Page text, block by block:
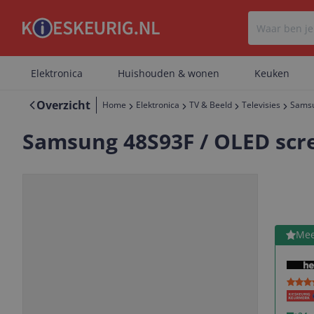
Elektronica Huishouden & wonen Keuken
Overzicht Home Elektronica TV & Beeld Televisies
Samsung 48S93F / OLED
Bekijk